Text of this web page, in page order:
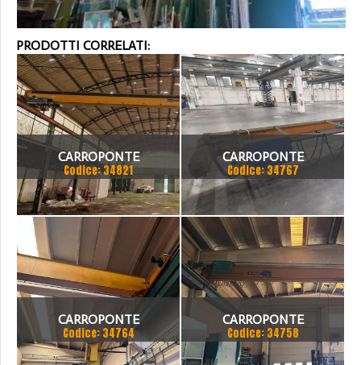
PRODOTTI CORRELATI:
CARROPONTE
MONOTRAVE DEMAG 5
TON SCARTAMENTO 16190
MM
Codice: 34821
CARROPONTE
MONOTRAVE OMIS 5 TON
SCARTAMENTO 7280MM
ANNO
Codice: 34767
CARROPONTE
MONOTRAVE MARTE 3.2
Codice: 34764
CARROPONTE
MONOTRAVE BONFANTI 5
Codice: 34758